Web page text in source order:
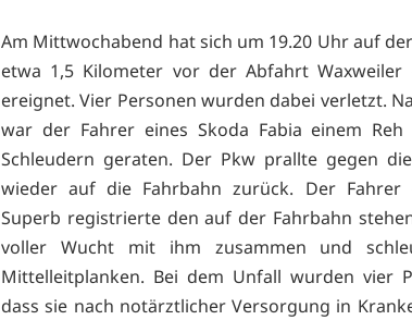
Am Mittwochabend hat sich um 19.20 Uhr auf
etwa 1,5 Kilometer vor der Abfahrt Waxweiler
ereignet. Vier Personen wurden dabei verletzt.
war der Fahrer eines Skoda Fabia einem
Schleudern geraten. Der Pkw prallte gegen
wieder auf die Fahrbahn zurück. Der Fahrer
Superb registrierte den auf der Fahrbahn
voller Wucht mit ihm zusammen und
Mittelleitplanken. Bei dem Unfall wurden vier
dass sie nach notärztlicher Versorgung in